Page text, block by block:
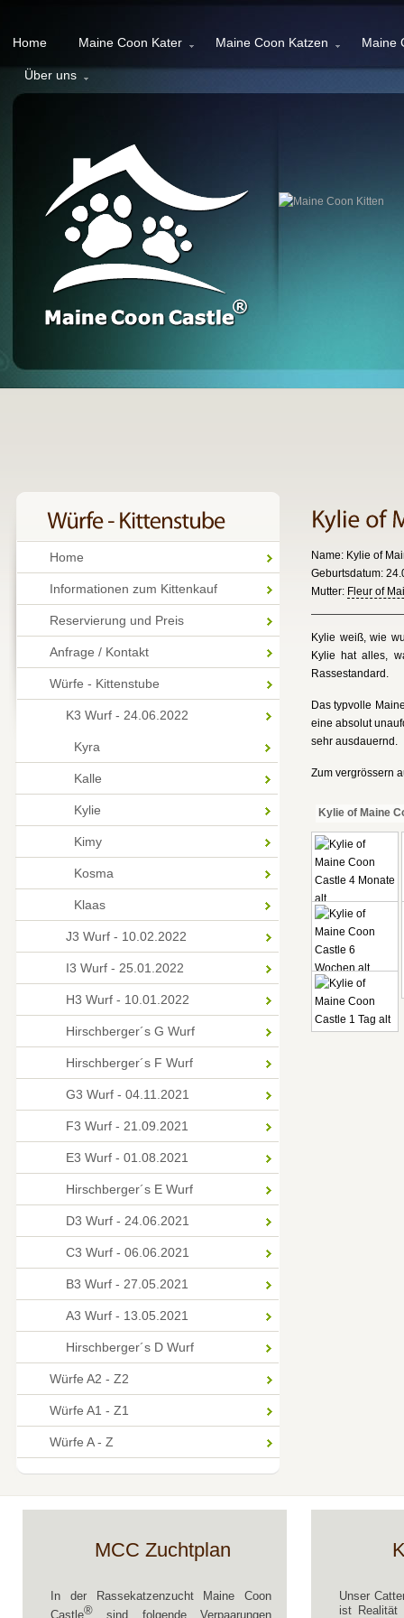
Home Maine Coon Kater Maine Coon Katzen Maine
Über uns
Name: Kylie of
Geburtsdatum:
Mutter: Fleur of
Kylie weiß, wie
Kylie hat alles,
Rassestandard.
Das typvolle
eine absolut
sehr ausdauernd.
Zum vergrössern
Kylie of Maine
Home
Informationen zum Kittenkauf
Reservierung und Preis
Anfrage / Kontakt
Würfe - Kittenstube
K3 Wurf - 24.06.2022
Kyra
Kalle
Kylie
Kimy
Kosma
Klaas
J3 Wurf - 10.02.2022
I3 Wurf - 25.01.2022
H3 Wurf - 10.01.2022
Hirschberger´s G Wurf
Hirschberger´s F Wurf
G3 Wurf - 04.11.2021
F3 Wurf - 21.09.2021
E3 Wurf - 01.08.2021
Hirschberger´s E Wurf
D3 Wurf - 24.06.2021
C3 Wurf - 06.06.2021
B3 Wurf - 27.05.2021
A3 Wurf - 13.05.2021
Hirschberger´s D Wurf
Würfe A2 - Z2
Würfe A1 - Z1
Würfe A - Z
MCC Zuchtplan
In der Rassekatzenzucht Maine Coon
Castle® sind folgende Verpaarungen
Unser
ist Realität